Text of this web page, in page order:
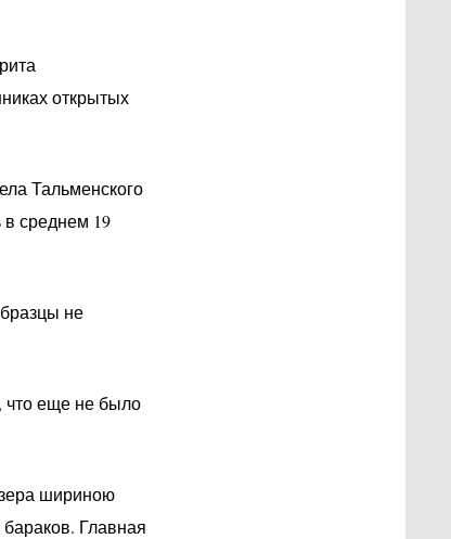
открытых
Тальменского
в среднем 19
не
что еще не было
шириною
Главная